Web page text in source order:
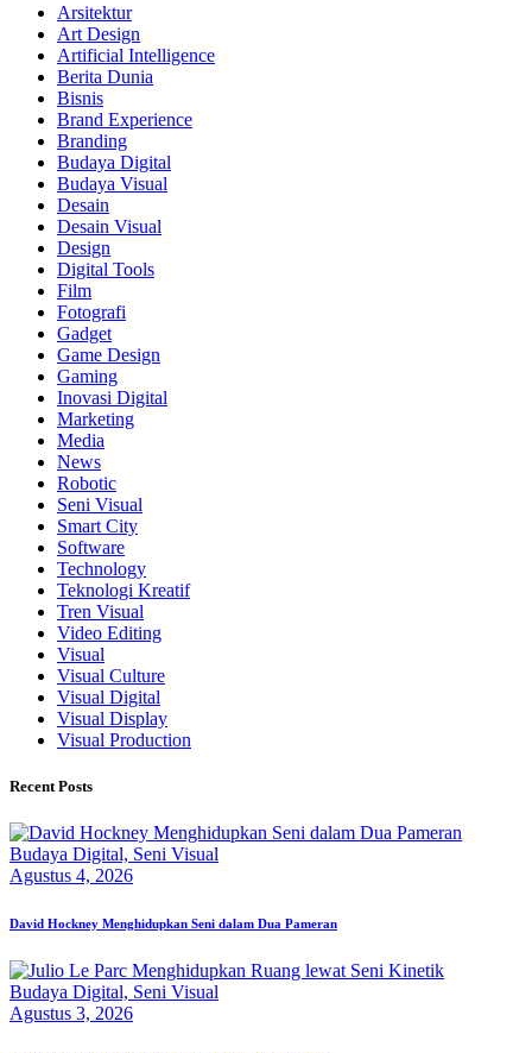
Arsitektur
Art Design
Artificial Intelligence
Berita Dunia
Bisnis
Brand Experience
Branding
Budaya Digital
Budaya Visual
Desain
Desain Visual
Design
Digital Tools
Film
Fotografi
Gadget
Game Design
Gaming
Inovasi Digital
Marketing
Media
News
Robotic
Seni Visual
Smart City
Software
Technology
Teknologi Kreatif
Tren Visual
Video Editing
Visual
Visual Culture
Visual Digital
Visual Display
Visual Production
Recent Posts
Budaya Digital, Seni Visual
Agustus 4, 2026
David Hockney Menghidupkan Seni dalam Dua Pameran
Budaya Digital, Seni Visual
Agustus 3, 2026